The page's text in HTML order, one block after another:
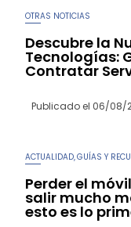
OTRAS NOTICIAS
Descubre la
Tecnologías:
Contratar
Publicado el 06/08/
ACTUALIDAD ,GUÍAS Y
Perder el
salir mucho
esto es lo